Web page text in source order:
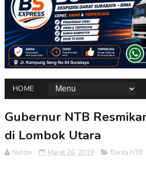
HOME
Gubernur NTB
di Lombok Utara
Nurdin Maret 26, 2019 Berita NTB